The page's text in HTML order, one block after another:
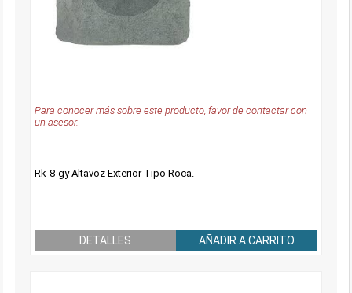
Para conocer más sobre este producto, favor de contactar con
un asesor.
Rk-8-gy Altavoz Exterior Tipo Roca.
DETALLES AÑADIR A CARRITO